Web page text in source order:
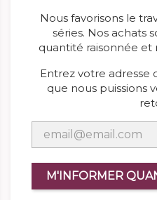
Nous favorisons le
séries. Nos achats
quantité raisonnée et
Entrez votre adresse
que nous puissions
M'INFORMER